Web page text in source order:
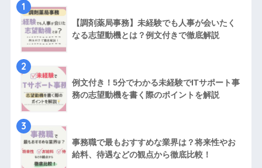
1
【調剤薬局事務】未経験でも人事が会いたく
なる志望動機とは？例文付きで徹底解説
2
例文付き！5分でわかる未経験でITサポート事
務の志望動機を書く際のポイントを解説
3
事務職で最もおすすめな業界は？将来性やお
給料、待遇などの観点から徹底比較！